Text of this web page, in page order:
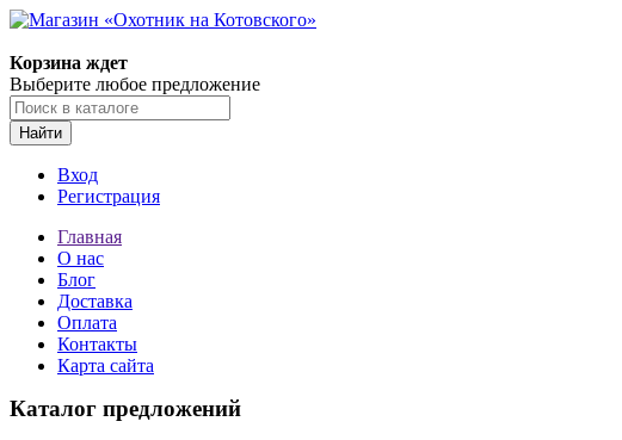
Корзина ждет
Выберите любое предложение
Найти
Вход
Регистрация
Главная
О нас
Блог
Доставка
Оплата
Контакты
Карта сайта
Каталог предложений